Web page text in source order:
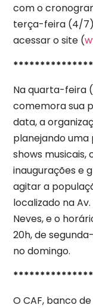
com o
terça-feira (4/
acessar o site (
Na quarta-feira
comemora sua
data, a
planejando uma
shows
inaugurações e
agitar a
localizado na
Neves, e o
20h, de
no domingo.
O CAF, banco